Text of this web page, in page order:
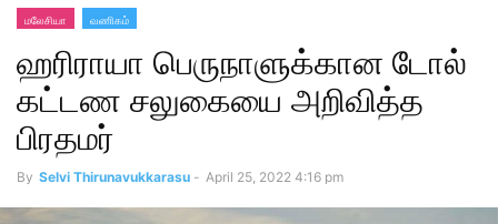
மலேசியா வணிகம்
ஹரிராயா பெருநாளுக்கான டோல்
கட்டண சலுகையை அறிவித்த
பிரதமர்
By Selvi Thirunavukkarasu - April 25, 2022 4:16 pm